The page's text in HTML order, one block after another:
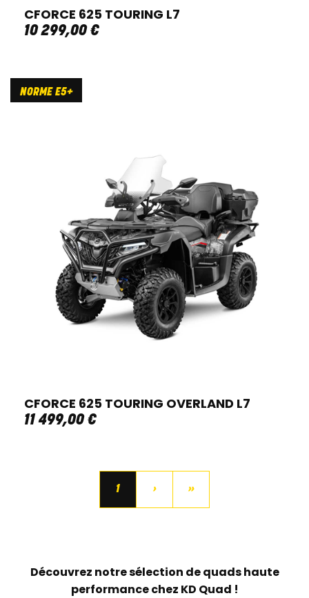
CFORCE 625 TOURING L7
10 299,00€
NORME E5+
CFORCE 625 TOURING OVERLAND L7
11 499,00€
1 › »
Découvrez notre sélection de quads haute
performance chez KD Quad !